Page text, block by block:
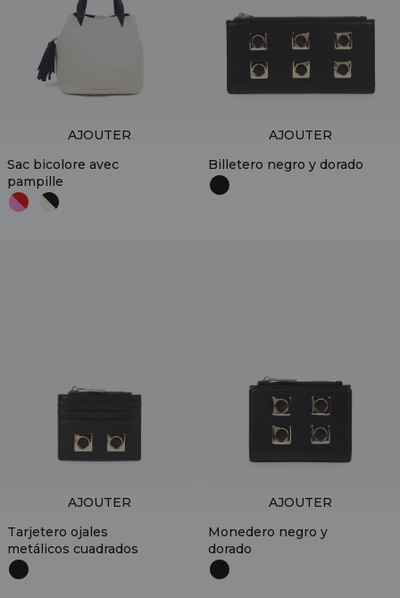
Sac bicolore avec
pampille
AJOUTER
Billetero negro y dorado
AJOUTER
Tarjetero ojales
metálicos cuadrados
AJOUTER
Monedero negro y
dorado
AJOUTER